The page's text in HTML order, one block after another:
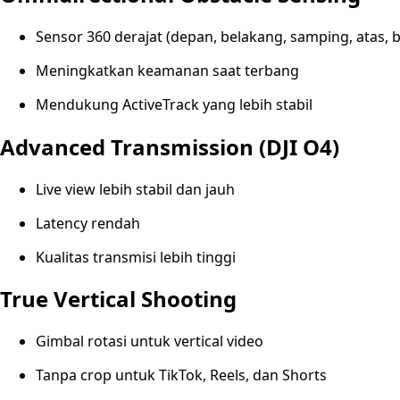
Sensor 360 derajat (depan, belakang, samping, atas,
Meningkatkan keamanan saat terbang
Mendukung ActiveTrack yang lebih stabil
Advanced Transmission (DJI O4)
Live view lebih stabil dan jauh
Latency rendah
Kualitas transmisi lebih tinggi
True Vertical Shooting
Gimbal rotasi untuk vertical video
Tanpa crop untuk TikTok, Reels, dan Shorts